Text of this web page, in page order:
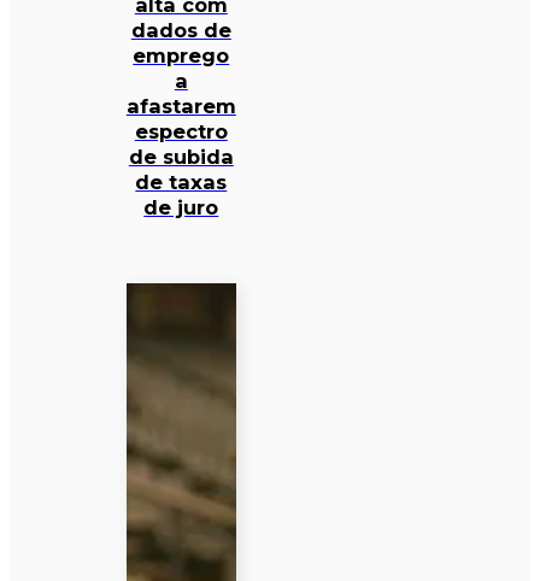
alta com
dados de
emprego
a
afastarem
espectro
de subida
de taxas
de juro